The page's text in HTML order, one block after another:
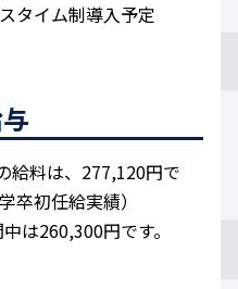
タイム制導入予定
給料は、277,120円で
初任給実績）
は260,300円です。